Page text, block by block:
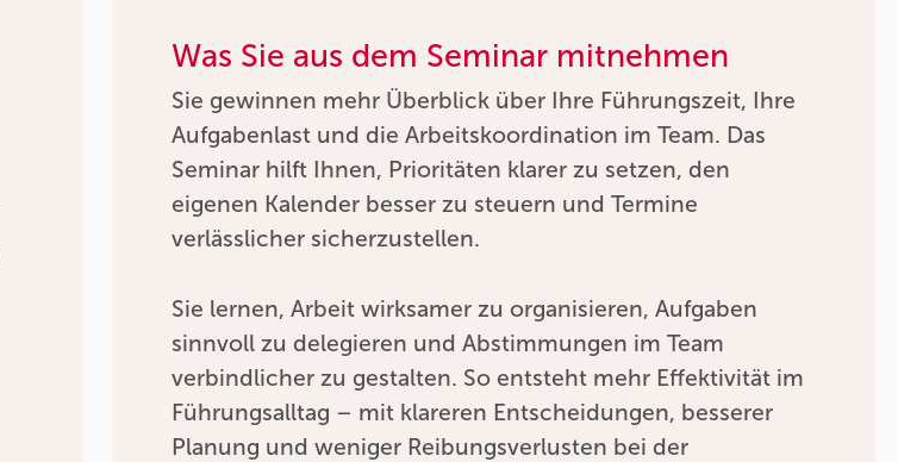
Was Sie aus dem Seminar mitnehmen
Sie gewinnen mehr Überblick über Ihre Führungszeit, Ihre
Aufgabenlast und die Arbeitskoordination im Team. Das
Seminar hilft Ihnen, Prioritäten klarer zu setzen, den
eigenen Kalender besser zu steuern und Termine
verlässlicher sicherzustellen.
Sie lernen, Arbeit wirksamer zu organisieren, Aufgaben
sinnvoll zu delegieren und Abstimmungen im Team
verbindlicher zu gestalten. So entsteht mehr Effektivität im
Führungsalltag – mit klareren Entscheidungen, besserer
Planung und weniger Reibungsverlusten bei der